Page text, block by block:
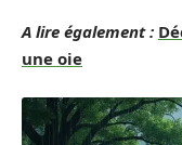
A lire également :
une oie